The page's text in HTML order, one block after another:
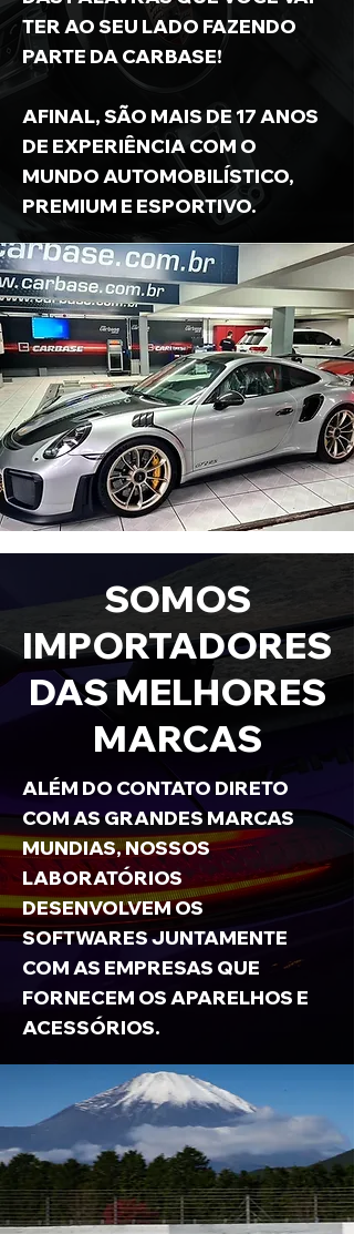
TER AO SEU LADO FAZENDO
PARTE DA CARBASE!
AFINAL, SÃO MAIS DE 17 ANOS
DE EXPERIÊNCIA COM O
MUNDO AUTOMOBILÍSTICO,
PREMIUM E ESPORTIVO.
SOMOS
IMPORTADORES
DAS MELHORES
MARCAS
ALÉM DO CONTATO DIRETO
COM AS GRANDES MARCAS
MUNDIAS, NOSSOS
LABORATÓRIOS
DESENVOLVEM OS
SOFTWARES JUNTAMENTE
COM AS EMPRESAS QUE
FORNECEM OS APARELHOS E
ACESSÓRIOS.